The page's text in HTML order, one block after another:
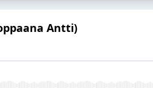
Antti)